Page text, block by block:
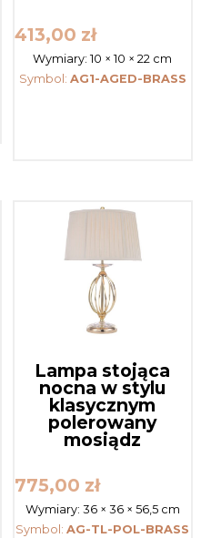
413,00 zł
Wymiary:10 × 10 × 22 cm
Symbol: AG1-AGED-BRASS
Lampa stojąca
nocna w stylu
klasycznym
polerowany
mosiądz
775,00 zł
Wymiary: 36 × 36 × 56,5 cm
Symbol:AG-TL-POL-BRASS